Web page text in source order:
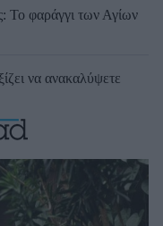
Το φαράγγι των Αγίων
να ανακαλύψετε